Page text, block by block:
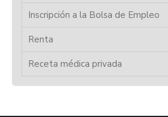
Inscripción a la Bolsa de Empleo
Renta
Receta médica privada